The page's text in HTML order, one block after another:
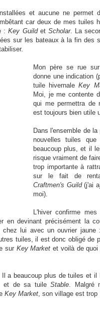
et aucune ne permet
car deux de mes tuiles
:Key GuildetScholar. La
sur les bateaux à la fin des
Mon père se rue
donne une indication
tuile hivernaleKey
Moi, je me contente
qui me permettra de
est toujours bien utile
Dans l'ensemble de
nouvelles tuiles
beaucoup plus, et il
risque vraiment de
trop importante à
sur le fait de
Craftmen's Guild(j'ai
moi).
L'hiver confirme
devinant précisément la
chez lui avec un ouvrier
tuiles, il est donc obligé de
sur Key Market et voilà de
a beaucoup plus de tuiles et il
et de sa tuileStable. Malgré
Key Market, son village est trop